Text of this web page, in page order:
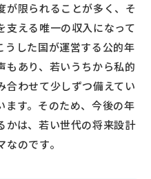
が限られることが多く、そ
支える唯一の収入になって
うした国が運営する公的年
もあり、若いうちから私的
合わせて少しずつ備えてい
ます。そのため、今後の年
かは、若い世代の将来設計
のです。